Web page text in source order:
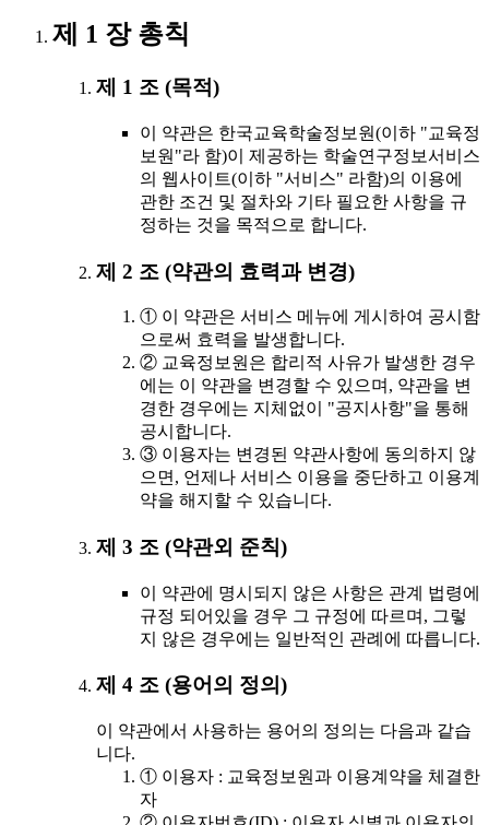
제 1 장 총칙
제 1 조 (목적)
이 약관은 한국교육학술정보원(이하 "교육정
보원"라 함)이 제공하는 학술연구정보서비스
의 웹사이트(이하 "서비스" 라함)의 이용에
관한 조건 및 절차와 기타 필요한 사항을 규
정하는 것을 목적으로 합니다.
제 2 조 (약관의 효력과 변경)
① 이 약관은 서비스 메뉴에 게시하여 공시함
으로써 효력을 발생합니다.
② 교육정보원은 합리적 사유가 발생한 경우
에는 이 약관을 변경할 수 있으며, 약관을 변
경한 경우에는 지체없이 "공지사항"을 통해
공시합니다.
③ 이용자는 변경된 약관사항에 동의하지 않
으면, 언제나 서비스 이용을 중단하고 이용계
약을 해지할 수 있습니다.
제 3 조 (약관외 준칙)
이 약관에 명시되지 않은 사항은 관계 법령에
규정 되어있을 경우 그 규정에 따르며, 그렇
지 않은 경우에는 일반적인 관례에 따릅니다.
제 4 조 (용어의 정의)
이 약관에서 사용하는 용어의 정의는 다음과 같습
니다.
① 이용자 : 교육정보원과 이용계약을 체결한
자